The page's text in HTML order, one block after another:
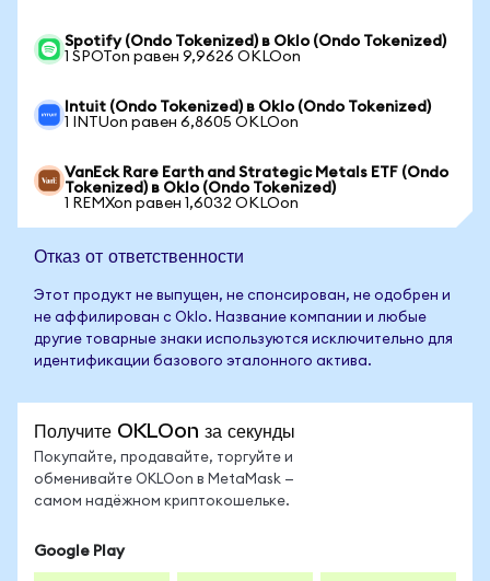
Spotify (Ondo Tokenized) в Oklo (Ondo Tokenized)
1 SPOTon равен 9,9626 OKLOon
Intuit (Ondo Tokenized) в Oklo (Ondo Tokenized)
1 INTUon равен 6,8605 OKLOon
VanEck Rare Earth and Strategic Metals ETF (Ondo
Tokenized) в Oklo (Ondo Tokenized)
1 REMXon равен 1,6032 OKLOon
Отказ от ответственности
Этот продукт не выпущен, не спонсирован, не одобрен и
не аффилирован с Oklo. Название компании и любые
другие товарные знаки используются исключительно для
идентификации базового эталонного актива.
Получите OKLOon за секунды
Покупайте, продавайте, торгуйте и
обменивайте OKLOon в MetaMask —
самом надёжном криптокошельке.
Google Play